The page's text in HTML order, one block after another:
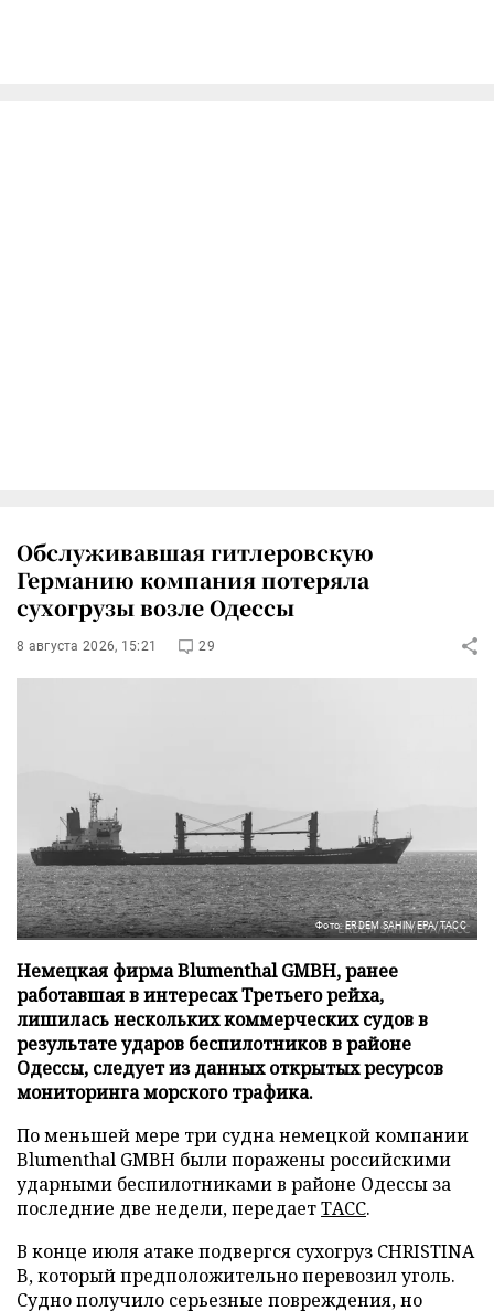
Обслуживавшая гитлеровскую
Германию компания потеряла
сухогрузы возле Одессы
8 августа 2026, 15:21 29
Фото: ERDEM SAHIN/EPA/ТАСС
Немецкая фирма Blumenthal GMBH, ранее
работавшая в интересах Третьего рейха,
лишилась нескольких коммерческих судов в
результате ударов беспилотников в районе
Одессы, следует из данных открытых ресурсов
мониторинга морского трафика.
По меньшей мере три судна немецкой компании
Blumenthal GMBH были поражены российскими
ударными беспилотниками в районе Одессы за
последние две недели, передаетТАСС.
В конце июля атаке подвергся сухогруз CHRISTINA
B, который предположительно перевозил уголь.
Судно получило серьезные повреждения, но